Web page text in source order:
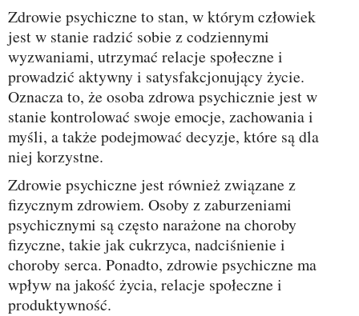
Zdrowie psychiczne to stan, w którym człowiek
jest w stanie radzić sobie z codziennymi
wyzwaniami, utrzymać relacje społeczne i
prowadzić aktywny i satysfakcjonujący życie.
Oznacza to, że osoba zdrowa psychicznie jest w
stanie kontrolować swoje emocje, zachowania i
myśli, a także podejmować decyzje, które są dla
niej korzystne.
Zdrowie psychiczne jest również związane z
fizycznym zdrowiem. Osoby z zaburzeniami
psychicznymi są często narażone na choroby
fizyczne, takie jak cukrzyca, nadciśnienie i
choroby serca. Ponadto, zdrowie psychiczne ma
wpływ na jakość życia, relacje społeczne i
produktywność.